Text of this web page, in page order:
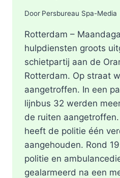
Door Persbureau Spa-Media
Rotterdam –
hulpdiensten groots
schietpartij aan de
Rotterdam. Op straat
aangetroffen. In een
lijnbus 32 werden
de ruiten
heeft de politie één
aangehouden. Rond
politie en
gealarmeerd na een